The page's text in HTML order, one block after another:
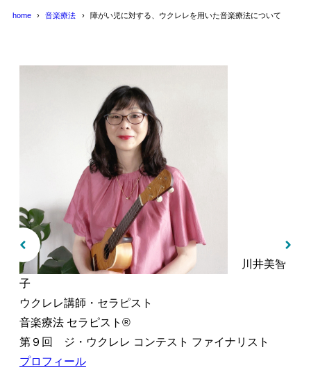
home 音楽療法 障がい児に対する、ウクレレを用いた音楽療法について
川井美智
子
ウクレレ講師・セラピスト
音楽療法 セラピスト®︎
第９回 ジ・ウクレレ コンテスト ファイナリスト
プロフィール